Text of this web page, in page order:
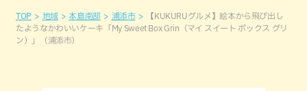
TOP 地域 本島南部 浦添市
【KUKURUグルメ】絵本から飛び出し
たようなかわいいケーキ「My Sweet Box Grin（マイ スイート ボックス グリ
ン）」（浦添市）